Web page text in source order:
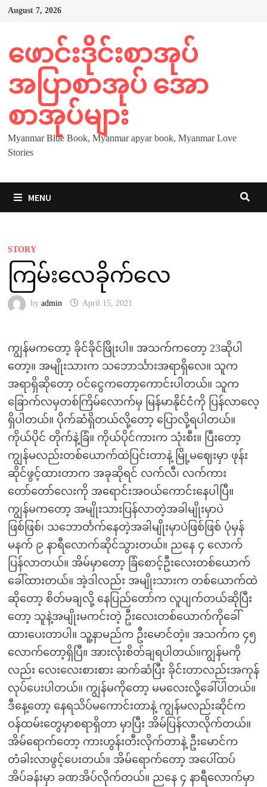
Skip
August 7, 2026
ဖောင်းဒိုင်းစာအုပ်
အပြာစာအုပ် အော
စာအုပ်များ
Myanmar Blue Book, Myanmar apyar book, Myanmar Love
Stories
MENU
STORY
ကြမ်းလေခိုက်လေ
by admin April 15, 2021
ကျွန်မကတော့ ခိုင်ခိုင်ဖြိုးပါ။ အသက်ကတော့ 23ဆိုပါ
တော့။ အမျိုးသားက သဘောင်္သားအရာရှိလေ။ သူက
အရာရှိဆိုတော့ ဝင်ငွေကတော့ကောင်းပါတယ်။ သူက
ခြောက်လမှတစ်ကြိမ်လောက်မှ မြန်မာနိုင်ငံကို ပြန်လာလေ့
ရှိပါတယ်။ ပိုက်ဆံရှိတယ်လို့တော့ ပြောလို့ရပါတယ်။
ကိုယ်ပိုင် တိုက်နဲ့ခြံ။ ကိုယ်ပိုင်ကားက သုံးစီး။ ပြီးတော့
ကျွန်မလည်းတစ်ယောက်ထဲပြင်းတာနဲ့ မြို့မဈေးမှာ ဖုန်း
ဆိုင်ဖွင့်ထားတာက အခုဆိုရင် လက်လီ၊ လက်ကား
တော်တော်လေးကို အရောင်းအဝယ်ကောင်းနေပါပြီ။
ကျွန်မကတော့ အမျိုးသားပြန်လာတဲ့အခါမျိုးမှာပဲ
ဖြစ်ဖြစ်၊ သဘောင်္တက်နေတဲ့အခါမျိုးမှာပဲဖြစ်ဖြစ် ပုံမှန်
မနက် ၉ နာရီလောက်ဆိုင်သွားတယ်။ ညနေ ၄ လောက်
ပြန်လာတယ်။ အိမ်မှာတော့ ခြံစောင့်ဦးလေးတစ်ယောက်
ခေါ်ထားတယ်။ အဲ့ဒါလည်း အမျိုးသားက တစ်ယောက်ထဲ
ဆိုတော့ စိတ်မချလို့ နေပြည်တော်က လူပျက်တယ်ဆိုပြီး
တော့ သူနဲ့အမျိုးမကင်းတဲ့ ဦးလေးတစ်ယောက်ကိုခေါ်
ထားပေးတာပါ။ သူ့နာမည်က ဦးမောင်တဲ့။ အသက်က ၄၅
လောက်တော့ရှိပြီ။ အားလုံးစိတ်ချရပါတယ်။ကျွန်မကို
လည်း လေးလေးစားစား ဆက်ဆံပြီး ခိုင်းတာလည်းအကုန်
လုပ်ပေးပါတယ်။ ကျွန်မကိုတော့ မမလေးလို့ခေါ်ပါတယ်။
ဒီနေ့တော့ နေရသိပ်မကောင်းတာနဲ့ ကျွန်မလည်းဆိုင်က
ဝန်ထမ်းတွေမှာစရာရှိတာ မှာပြီး အိမ်ပြန်လာလိုက်တယ်။
အိမ်ရောက်တော့ ကားဟွန်းတီးလိုက်တာနဲ့ ဦးမောင်က
တံခါးလာဖွင့်ပေးတယ်။ အိမ်ရောက်တော့ အပေါ်ထပ်
အိပ်ခန်းမှာ ခဏအိပ်လိုက်တယ်။ ညနေ ၄ နာရီလောက်မှာ